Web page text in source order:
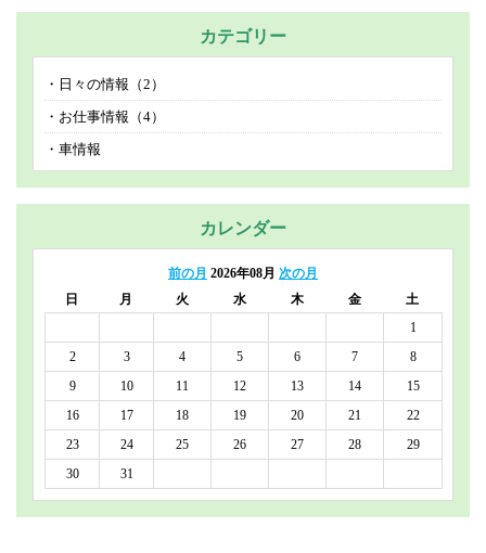
カテゴリー
日々の情報（2）
お仕事情報（4）
車情報
カレンダー
前の月 2026年08月 次の月
日
月 火 水 木 金
土
1
2
3 4 5 6 7
8
9
10 11 12 13 14
15
16
17 18 19 20 21
22
23
24 25 26 27 28
29
30
31